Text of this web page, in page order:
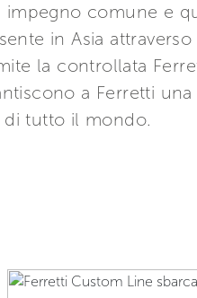
impegno comune e
in Asia
la controllata
a Ferretti una
di tutto il mondo.